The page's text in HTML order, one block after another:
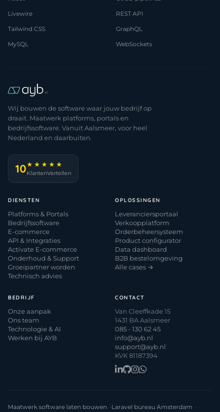
Livewire
Tailwind CSS
MySQL
REST API
GraphQL
WebSockets
Wij bouwen de software waar jouw bedrijf op
draait. Maatwerk platforms, portals en
bedrijfssoftware. Vanuit Aalsmeer, voor heel
Nederland en daarbuiten.
10★★★★★
KlantenVertellen
DIENSTEN
Platforms & Portals
Bedrijfssoftware
E-commerce
API & Integraties
Activate E-commerce
Onderhoud & Support
Groeipartner worden
Technisch advies
OPLOSSINGEN
Leveranciersportaal
Verkoopplatform
Orderbeheersysteem
Product configurator
Data dashboard
B2B bestelomgeving
Alle cases →
BEDRIJF
Onze aanpak
Ons team
Technologie & AI
Werken bij AYB
CONTACT
Van Cleeffkade 15
1431 BA Aalsmeer
085 - 130 62 45
info@ayb.nl
support@ayb.nl
KVK 81187394
Maatwerk software laten bouwen Laravel bureau Amsterdam